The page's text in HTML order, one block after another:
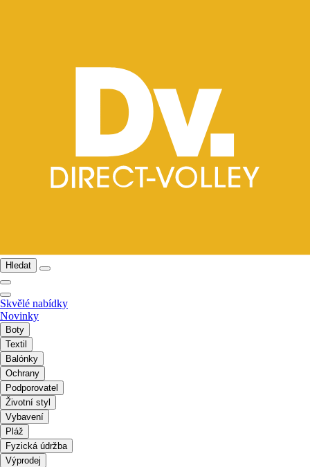
Hledat
Skvělé nabídky
Novinky
Boty
Textil
Balónky
Ochrany
Podporovatel
Životní styl
Vybavení
Pláž
Fyzická údržba
Výprodej